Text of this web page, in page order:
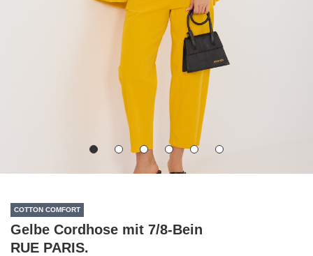
COTTON COMFORT
Gelbe Cordhose mit 7/8-Bein
RUE PARIS.